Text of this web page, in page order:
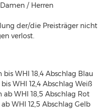
Damen / Herren
der/die Preisträger
verlost.
Damen bis WHI 18,4 Abschlag Blau
bis WHI 12,4 Abschlag Weiß
Damen ab WHI 18,5 Abschlag Rot
ab WHI 12,5 Abschlag Gelb